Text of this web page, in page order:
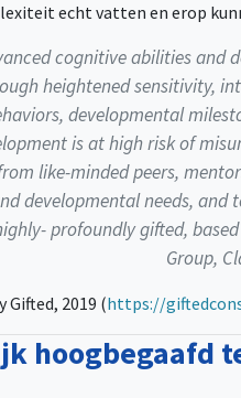
echt vatten en erop
cognitive abilities and
heightened sensitivity,
developmental
is at high risk of
like-minded peers,
developmental needs,
profoundly gifted,
Group,
2019 (https://
hoogbegaafd